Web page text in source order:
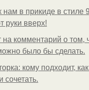
нам в прикиде в стиле
руки вверх!
на комментарий о том,
было бы сделать.
кому подходит,
сочетать.